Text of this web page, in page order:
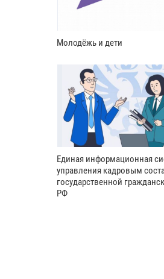
Молодёжь и дети
Единая информационная
управления кадровым
государственной
РФ